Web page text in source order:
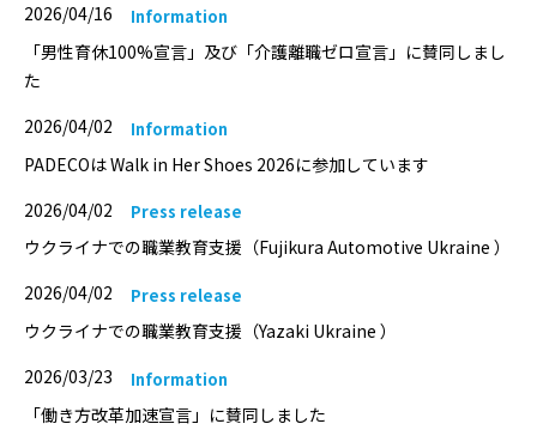
2026/04/16
Information
「男性育休100%宣言」及び「介護離職ゼロ宣言」に賛同しまし
た
2026/04/02
Information
PADECOは Walk in Her Shoes 2026に参加しています
2026/04/02
Press release
ウクライナでの職業教育支援（Fujikura Automotive Ukraine ）
2026/04/02
Press release
ウクライナでの職業教育支援（Yazaki Ukraine ）
2026/03/23
Information
「働き方改革加速宣言」に賛同しました